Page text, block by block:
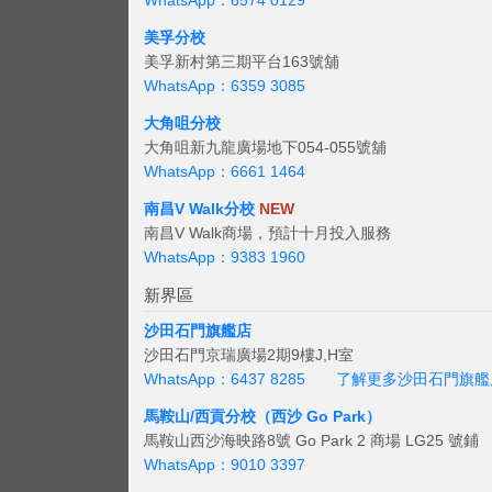
美孚分校
美孚新村第三期平台163號舖
WhatsApp：6359 3085
大角咀分校
大角咀新九龍廣場地下054-055號舖
WhatsApp：6661 1464
南昌V Walk分校 NEW
南昌V Walk商場，預計十月投入服務
WhatsApp：9383 1960
新界區
沙田石門旗艦店
沙田石門京瑞廣場2期9樓J,H室
WhatsApp：6437 8285
了解更多沙田石門旗
馬鞍山/西貢分校（西沙 Go Park）
馬鞍山西沙海映路8號 Go Park 2 商場 LG25 號鋪
WhatsApp：9010 3397